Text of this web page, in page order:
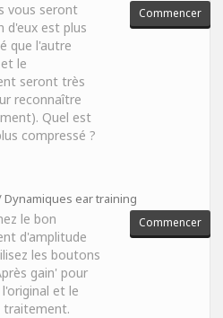
vous seront
d'eux est plus
que l'autre
le
seront très
reconnaître
Quel est
compressé ?
Commencer
Dynamiques ear training
le bon
d'amplitude
les boutons
gain' pour
et le
traitement.
Commencer